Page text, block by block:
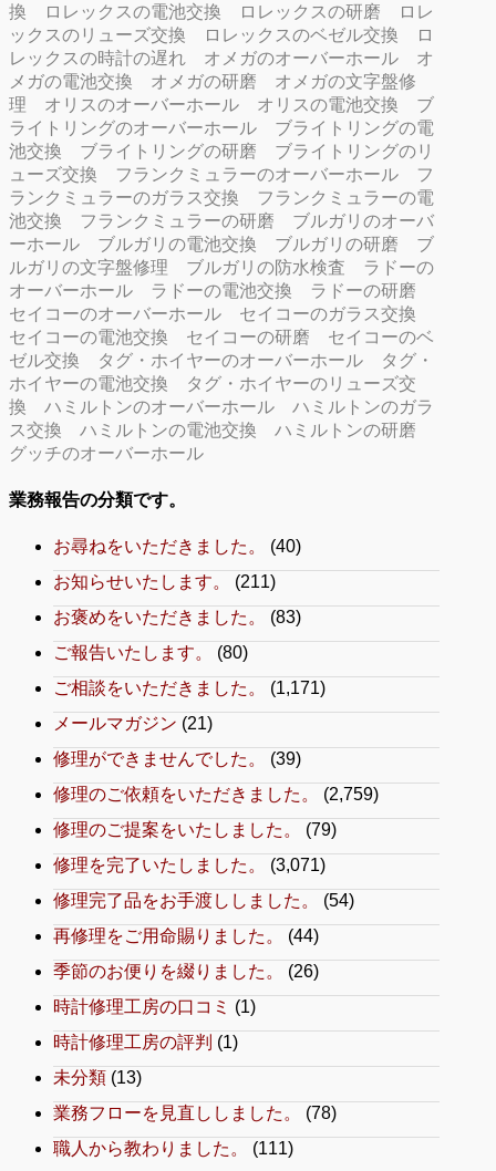
換
ロレックスの電池交換 ロレックスの研磨
ロレ
ックスのリューズ交換
ロレックスのベゼル交換
ロ
レックスの時計の遅れ
オメガのオーバーホール
オ
メガの電池交換
オメガの研磨
オメガの文字盤修
理
オリスのオーバーホール オリスの電池交換
ブ
ライトリングのオーバーホール
ブライトリングの電
池交換
ブライトリングの研磨
ブライトリングのリ
ューズ交換
フランクミュラーのオーバーホール
フ
ランクミュラーのガラス交換
フランクミュラーの電
池交換
フランクミュラーの研磨
ブルガリのオーバ
ーホール
ブルガリの電池交換 ブルガリの研磨
ブ
ルガリの文字盤修理
ブルガリの防水検査
ラドーの
オーバーホール
ラドーの電池交換
ラドーの研磨
セイコーのオーバーホール
セイコーのガラス交換
セイコーの電池交換
セイコーの研磨
セイコーのベ
ゼル交換
タグ・ホイヤーのオーバーホール
タグ・
ホイヤーの電池交換
タグ・ホイヤーのリューズ交
換
ハミルトンのオーバーホール
ハミルトンのガラ
ス交換
ハミルトンの電池交換
ハミルトンの研磨
グッチのオーバーホール
業務報告の分類です。
お尋ねをいただきました。
(40)
お知らせいたします。
(211)
お褒めをいただきました。
(83)
ご報告いたします。
(80)
ご相談をいただきました。
(1,171)
メールマガジン (21)
修理ができませんでした。
(39)
修理のご依頼をいただきました。
(2,759)
修理のご提案をいたしました。
(79)
修理を完了いたしました。
(3,071)
修理完了品をお手渡ししました。
(54)
再修理をご用命賜りました。
(44)
季節のお便りを綴りました。
(26)
時計修理工房の口コミ (1)
時計修理工房の評判 (1)
未分類 (13)
業務フローを見直ししました。
(78)
職人から教わりました。
(111)